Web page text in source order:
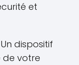
et
Un dispositif
de votre